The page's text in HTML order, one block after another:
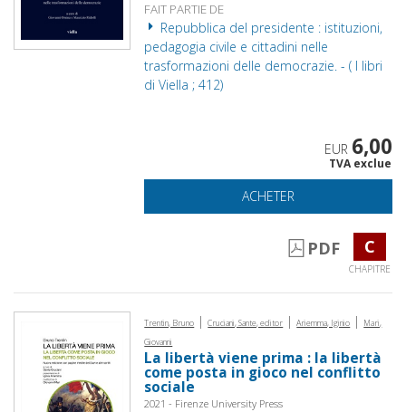
FAIT PARTIE DE
Repubblica del presidente : istituzioni,
pedagogia civile e cittadini nelle
trasformazioni delle democrazie. - ( I libri
di Viella ; 412)
EUR 6,00
TVA exclue
ACHETER
PDF C
CHAPITRE
Trentin, Bruno | Cruciani, Sante, editor | Ariemma, Iginio |
Mari,
Giovanni
La libertà viene prima : la libertà
come posta in gioco nel conflitto
sociale
2021 - Firenze University Press